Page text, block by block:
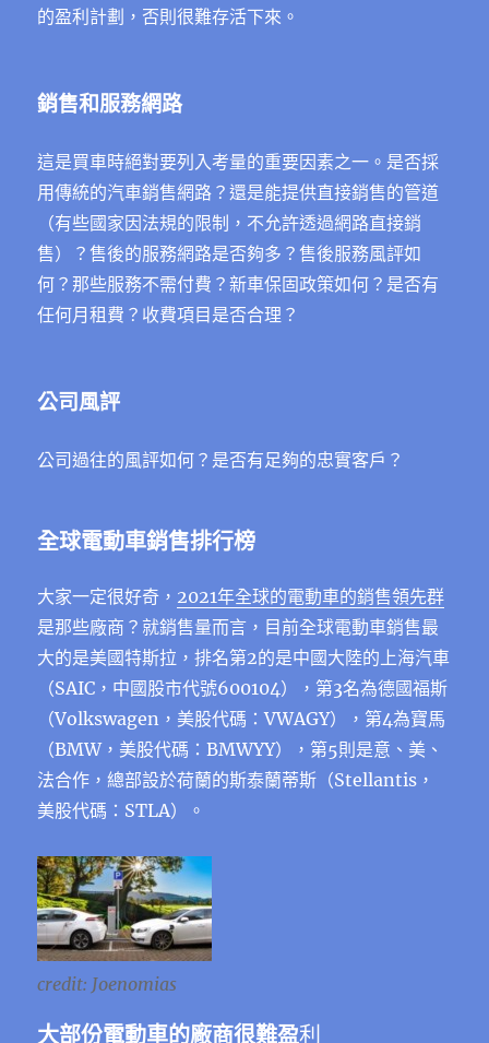
的盈利計劃，否則很難存活下來。
銷售和服務網路
這是買車時絕對要列入考量的重要因素之一。是否採
用傳統的汽車銷售網路？還是能提供直接銷售的管道
（有些國家因法規的限制，不允許透過網路直接銷
售）？售後的服務網路是否夠多？售後服務風評如
何？那些服務不需付費？新車保固政策如何？是否有
任何月租費？收費項目是否合理？
公司風評
公司過往的風評如何？是否有足夠的忠實客戶？
全球電動車銷售排行榜
大家一定很好奇， 2021年全球的電動車的銷售領先群
是那些廠商？就銷售量而言，目前全球電動車銷售最
大的是美國特斯拉，排名第2的是中國大陸的上海汽車
（SAIC，中國股市代號600104），第3名為德國福斯
（Volkswagen，美股代碼：VWAGY），第4為寶馬
（BMW，美股代碼：BMWYY），第5則是意、美、
法合作，總部設於荷蘭的斯泰蘭蒂斯（Stellantis，
美股代碼：STLA）。
credit: Joenomias
大部份電動車的廠商很難盈利